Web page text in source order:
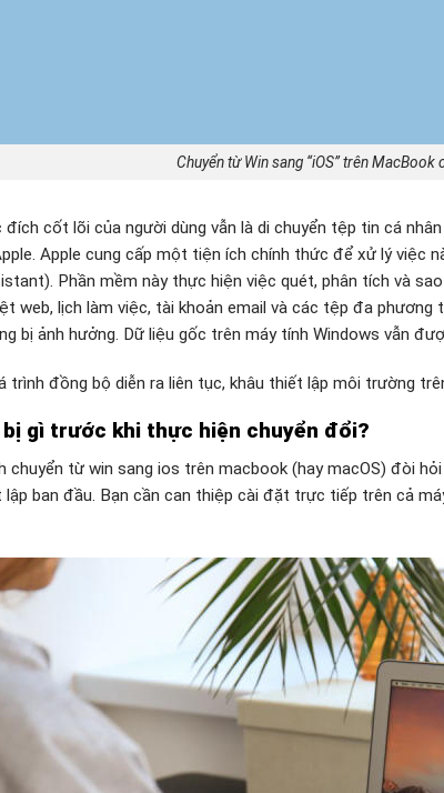
Chuyển từ Win sang “iOS” trên MacBook
đích cốt lõi của người dùng vẫn là di chuyển tệp tin cá
Apple cung cấp một tiện ích chính thức để xử lý việc
Phần mềm này thực hiện việc quét, phân tích và
web, lịch làm việc, tài khoản email và các tệp đa
bị ảnh hưởng. Dữ liệu gốc trên máy tính Windows vẫn
trình đồng bộ diễn ra liên tục, khâu thiết lập môi trường
bị gì trước khi thực hiện chuyển đổi?
chuyển từ win sang ios trên macbook (hay macOS) đòi
ban đầu. Bạn cần can thiệp cài đặt trực tiếp trên cả